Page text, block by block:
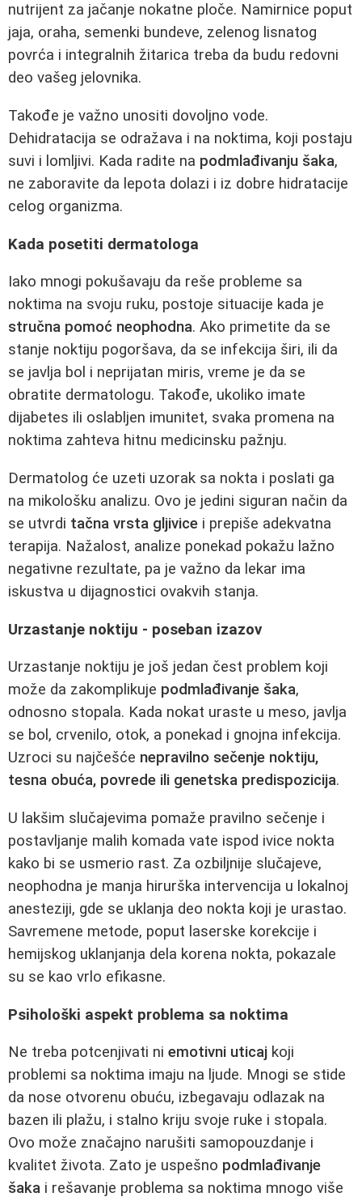
nutrijent za jačanje nokatne ploče. Namirnice poput
jaja, oraha, semenki bundeve, zelenog lisnatog
povrća i integralnih žitarica treba da budu redovni
deo vašeg jelovnika.
Takođe je važno unositi dovoljno vode.
Dehidratacija se odražava i na noktima, koji postaju
suvi i lomljivi. Kada radite na podmlađivanju šaka,
ne zaboravite da lepota dolazi i iz dobre hidratacije
celog organizma.
Kada posetiti dermatologa
Iako mnogi pokušavaju da reše probleme sa
noktima na svoju ruku, postoje situacije kada je
stručna pomoć neophodna. Ako primetite da se
stanje noktiju pogoršava, da se infekcija širi, ili da
se javlja bol i neprijatan miris, vreme je da se
obratite dermatologu. Takođe, ukoliko imate
dijabetes ili oslabljen imunitet, svaka promena na
noktima zahteva hitnu medicinsku pažnju.
Dermatolog će uzeti uzorak sa nokta i poslati ga
na mikološku analizu. Ovo je jedini siguran način da
se utvrdi tačna vrsta gljivice i prepiše adekvatna
terapija. Nažalost, analize ponekad pokažu lažno
negativne rezultate, pa je važno da lekar ima
iskustva u dijagnostici ovakvih stanja.
Urzastanje noktiju - poseban izazov
Urzastanje noktiju je još jedan čest problem koji
može da zakomplikuje podmlađivanje šaka,
odnosno stopala. Kada nokat uraste u meso, javlja
se bol, crvenilo, otok, a ponekad i gnojna infekcija.
Uzroci su najčešće nepravilno sečenje noktiju,
tesna obuća, povrede ili genetska predispozicija.
U lakšim slučajevima pomaže pravilno sečenje i
postavljanje malih komada vate ispod ivice nokta
kako bi se usmerio rast. Za ozbiljnije slučajeve,
neophodna je manja hirurška intervencija u lokalnoj
anesteziji, gde se uklanja deo nokta koji je urastao.
Savremene metode, poput laserske korekcije i
hemijskog uklanjanja dela korena nokta, pokazale
su se kao vrlo efikasne.
Psihološki aspekt problema sa noktima
Ne treba potcenjivati ni emotivni uticaj koji
problemi sa noktima imaju na ljude. Mnogi se stide
da nose otvorenu obuću, izbegavaju odlazak na
bazen ili plažu, i stalno kriju svoje ruke i stopala.
Ovo može značajno narušiti samopouzdanje i
kvalitet života. Zato je uspešno podmlađivanje
šaka i rešavanje problema sa noktima mnogo više